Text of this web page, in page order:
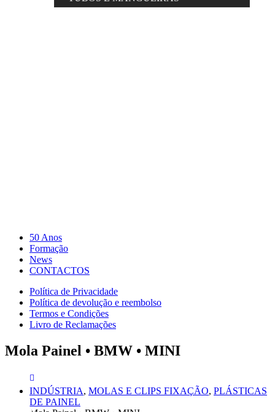
50 Anos
Formação
News
CONTACTOS
Política de Privacidade
Política de devolução e reembolso
Termos e Condições
Livro de Reclamações
Mola Painel • BMW • MINI
INDÚSTRIA, MOLAS E CLIPS FIXAÇÃO, PLÁSTICAS
DE PAINEL